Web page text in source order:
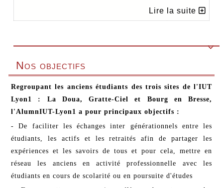
Lire la suite

Nos objectifs
Regroupant les anciens étudiants des trois sites de l'IUT
Lyon1 : La Doua, Gratte-Ciel et Bourg en Bresse,
l'AlumnIUT-Lyon1 a pour principaux objectifs :
- De faciliter les échanges inter générationnels entre les
étudiants, les actifs et les retraités afin de partager les
expériences et les savoirs de tous et pour cela, mettre en
réseau les anciens en activité professionnelle avec les
étudiants en cours de scolarité ou en poursuite d'études